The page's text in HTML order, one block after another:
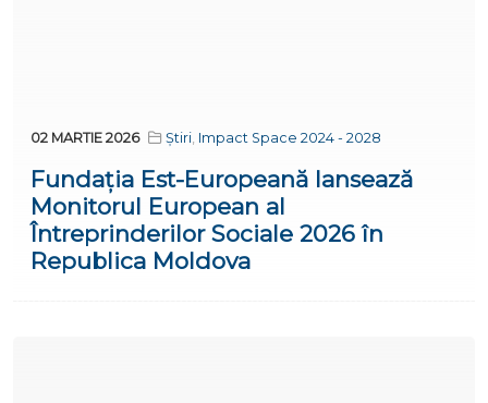
02 MARTIE 2026 Știri Impact Space 2024 - 2028
Fundația Est-Europeană lansează
Monitorul European al
Întreprinderilor Sociale 2026 în
Republica Moldova